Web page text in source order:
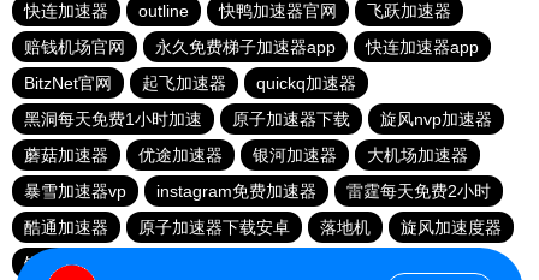
快连加速器
outline 快鸭加速器官网
飞跃加速器
赔钱机场官网
永久免费梯子加速器app
快连加速器app
BitzNet官网
起飞加速器
quickq加速器
黑洞每天免费1小时加速
原子加速器下载
旋风nvp加速器
蘑菇加速器
优途加速器 银河加速器
大机场加速器
暴雪加速器vp
instagram免费加速器
雷霆每天免费2小时
酷通加速器
原子加速器下载安卓 落地机
旋风加速度器
银河加速器